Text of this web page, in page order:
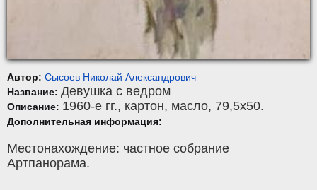
Автор: Сысоев Николай Александрович
Название: Девушка с ведром
Описание: 1960-е гг., картон, масло, 79,5x50.
Дополнительная информация:
Местонахождение: частное собрание
Артпанорама.